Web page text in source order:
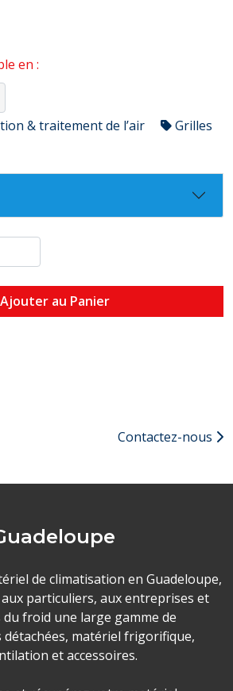
en :
& traitement de l’air
Grilles
Ajouter au Panier
Contactez-nous
de climatisation en Guadeloupe,
particuliers, aux entreprises et
froid une large gamme de
détachées, matériel frigorifique,
et accessoires.